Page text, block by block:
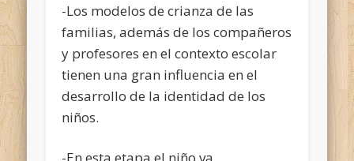
-Los modelos de crianza de las
familias, además de los compañeros
y profesores en el contexto escolar
tienen una gran influencia en el
desarrollo de la identidad de los
niños.
-En esta etapa el niño va